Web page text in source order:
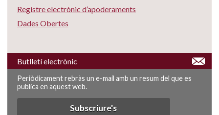
Registre electrònic d’apoderaments
Dades Obertes
Butlletí electrònic
Periòdicament rebràs un e-mail amb un resum del que es
publica en aquest web.
Subscriure's